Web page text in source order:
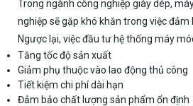
Trong ngành công nghiệp giày dép,
nghiệp sẽ gặp khó khăn trong việc
Ngược lại, việc đầu tư hệ thống máy
Tăng tốc độ sản xuất
Giảm phụ thuộc vào lao động thủ công
Tiết kiệm chi phí dài hạn
Đảm bảo chất lượng sản phẩm ổn định